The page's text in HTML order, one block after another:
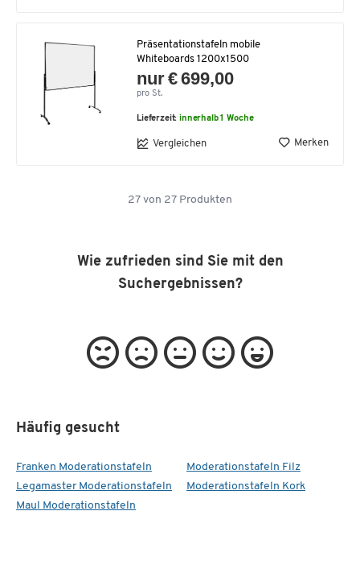
Präsentationstafeln mobile
Whiteboards 1200x1500
nur € 699,00
pro St.
Lieferzeit:innerhalb 1 Woche
Vergleichen Merken
27 von 27 Produkten
Wie zufrieden sind Sie mit den
Suchergebnissen?
Häufig gesucht
Franken Moderationstafeln
Legamaster Moderationstafeln
Maul Moderationstafeln
Moderationstafeln Filz
Moderationstafeln Kork